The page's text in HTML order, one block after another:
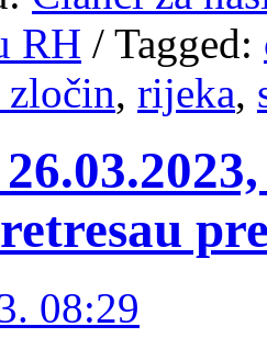
RH / Tagged:
, rijeka,
08:29